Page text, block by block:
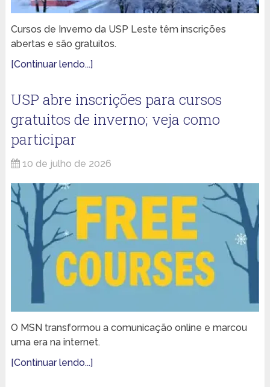
Cursos de Inverno da USP Leste têm inscrições
abertas e são gratuitos.
[Continuar lendo...]
USP abre inscrições para cursos
gratuitos de inverno; veja como
participar
10 de julho de 2026
O MSN transformou a comunicação online e marcou
uma era na internet.
[Continuar lendo...]